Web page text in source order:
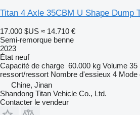
Titan 4 Axle 35CBM U Shape Dump
17.000 $US ≈ 14.710 €
Semi-remorque benne
2023
État neuf
Capacité de charge 60.000 kg Volume 35
ressort/ressort Nombre d'essieux 4 Mode
Chine, Jinan
Shandong Titan Vehicle Co., Ltd.
Contacter le vendeur